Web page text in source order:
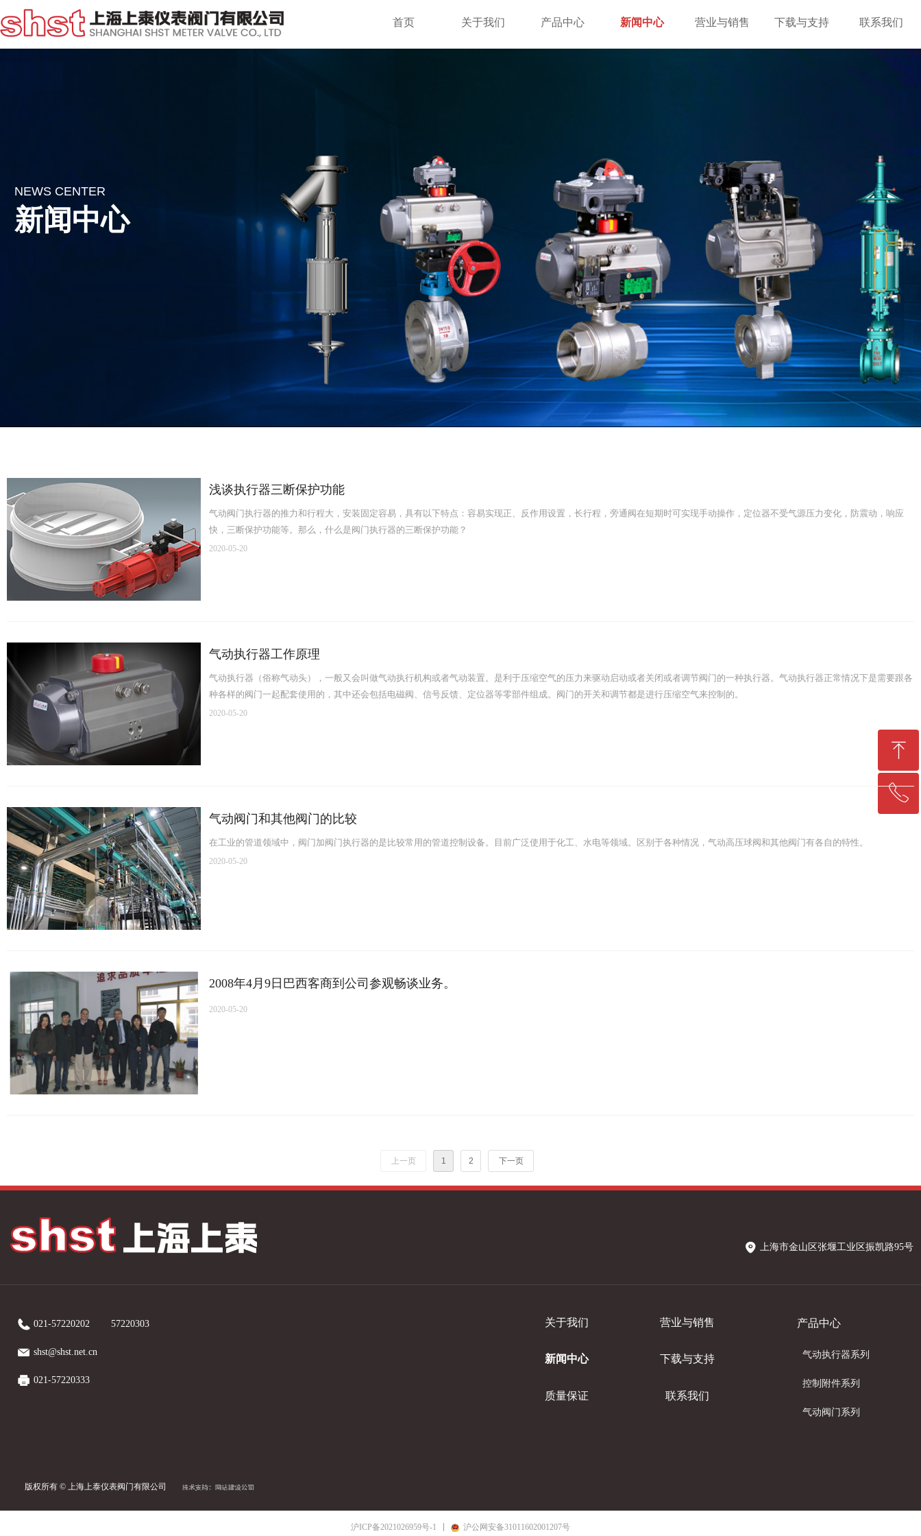
首页 关于我们 产品中心 新闻中心
新闻中心
营业与销售 下载与支持 联系我们
联系我们
浅谈执行器三断保护功能
气动阀门执行器的推力和行程大，安装固定容易，具有以下特点：容易实现正、反作用设置，长行程，旁通阀在短期时可实现手动操作，定位器不受气源压力变化，防震动，响应
快，三断保护功能等。那么，什么是阀门执行器的三断保护功能？
2020-05-20
气动执行器工作原理
气动执行器（俗称气动头），一般又会叫做气动执行机构或者气动装置。是利于压缩空气的压力来驱动启动或者关闭或者调节阀门的一种执行器。气动执行器正常情况下是需要跟各
种各样的阀门一起配套使用的，其中还会包括电磁阀、信号反馈、定位器等零部件组成。阀门的开关和调节都是进行压缩空气来控制的。
2020-05-20
气动阀门和其他阀门的比较
在工业的管道领域中，阀门加阀门执行器的是比较常用的管道控制设备。目前广泛使用于化工、水电等领域。区别于各种情况，气动高压球阀和其他阀门有各自的特性。
2020-05-20
2008年4月9日巴西客商到公司参观畅谈业务。
2020-05-20
上一页 1 2 下一页
NEWS CENTER
新闻中心
021-57220202
shst@shst.net.cn
021-57220333
57220303
版权所有 © 上海上泰仪表阀门有限公司
上海市金山区张堰工业区振凯路95号
关于我们
新闻中心
质量保证
营业与销售
下载与支持
联系我们
产品中心
气动执行器系列
控制附件系列
气动阀门系列
沪ICP备2021026959号-1 沪公网安备31011602001207号
ꁸ
回到顶部
ꂅ